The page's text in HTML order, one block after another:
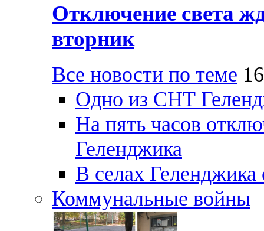
Отключение света
вторник
Все новости по теме
Одно из СНТ
На пять часов
Геленджика
В селах Геленджика
Коммунальные войны